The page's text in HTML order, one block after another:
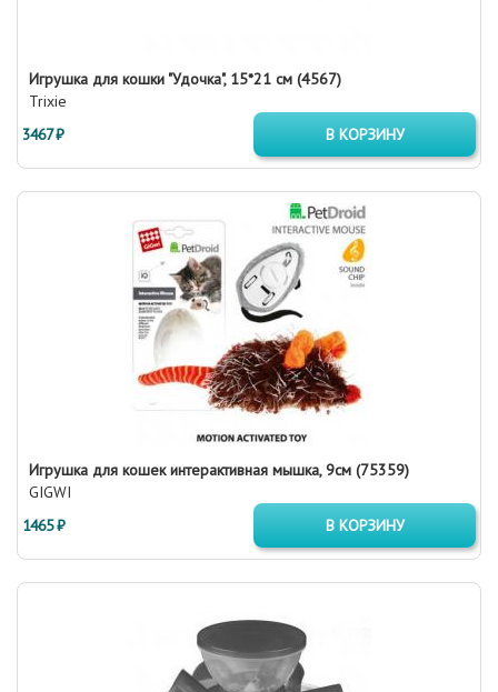
Игрушка для кошки "Удочка", 15*21 см (4567)
Trixie
3467 ₽
В КОРЗИНУ
Игрушка для кошек интерактивная мышка, 9см (75359)
GIGWI
1465 ₽
В КОРЗИНУ